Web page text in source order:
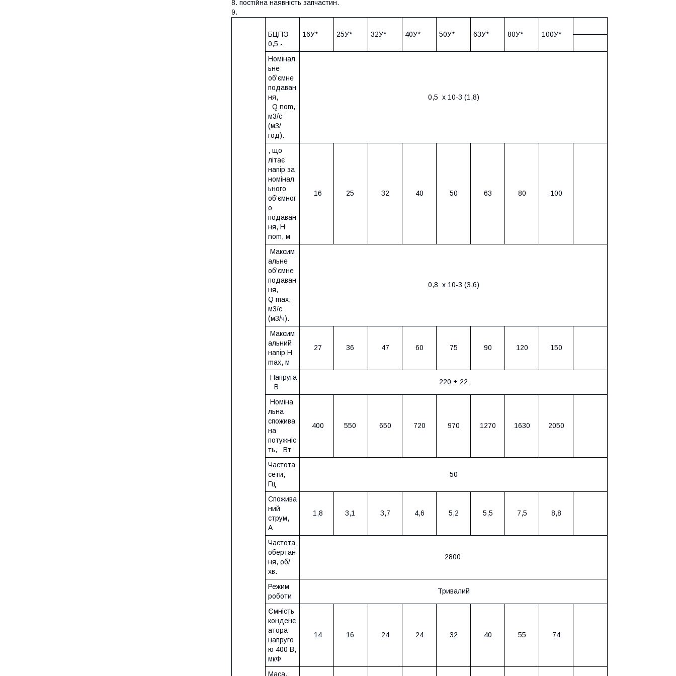
постійна наявність запчастин.
БЦПЭ
0,5 -
16У* 25У* 32У* 40У* 50У* 63У* 80У* 100У*
Номінал
ьне
об'ємне
подаван
ня,
Q nom,
м3/с
(м3/
год).
0,5 х 10-3 (1,8)
, що
літає
напір за
номінал
ьного
об'ємног
о
подаван
ня, H
nom, м
16 25 32 40 50 63 80 100
Максим
альне
об'ємне
подаван
ня,
Q max,
м3/с
(м3/ч).
0,8 х 10-3 (3,6)
Максим
альний
напір H
mах, м
27 36 47 60 75 90 120 150
Напруга
В
220 ± 22
Номіна
льна
спожива
на
потужніс
ть, Вт
400 550 650 720 970 1270 1630 2050
Частота
сети,
Гц
50
Спожива
ний
струм,
А
1,8 3,1 3,7 4,6 5,2 5,5 7,5 8,8
Частота
обертан
ня, об/
хв.
2800
Режим
роботи
Тривалий
Ємність
конденс
атора
напруго
ю 400 В,
мкФ
14 16 24 24 32 40 55 74
Маса,